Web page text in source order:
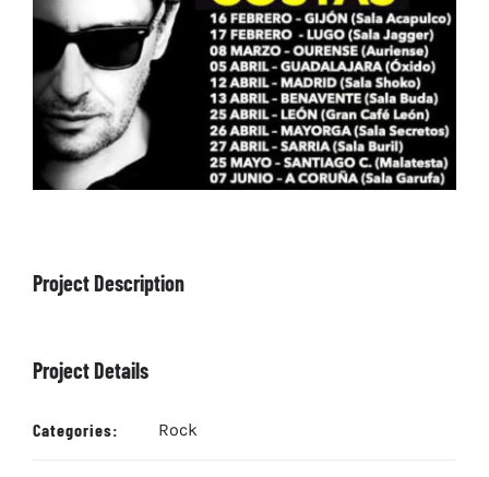
ARTÍCULOS
QUÉ HACEMOS
MECENAZGO
CONTRATACIÓN
CONTACTO
Project Description
Project Details
Categories: Rock